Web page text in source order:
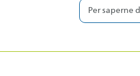
Per saperne